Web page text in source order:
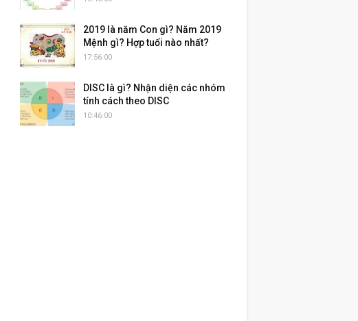
2019 là năm Con gì? Năm 2019
Mệnh gì? Hợp tuổi nào nhất?
17:56:00
DISC là gì? Nhận diện các nhóm
tính cách theo DISC
10:46:00